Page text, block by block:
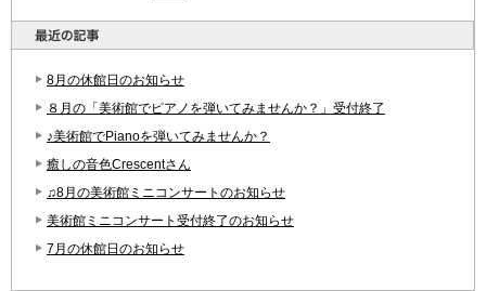
8月の休館日のお知らせ
８月の「美術館でピアノを弾いてみませんか？」受付終了
♪美術館でPianoを弾いてみませんか？
癒しの音色Crescentさん
♫8月の美術館ミニコンサートのお知らせ
美術館ミニコンサート受付終了のお知らせ
7月の休館日のお知らせ